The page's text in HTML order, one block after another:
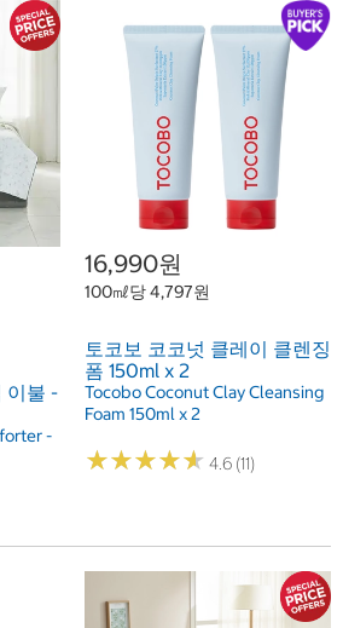
이불 -
-
16,990원
100㎖당 4,797원
토코보 코코넛 클레이 클렌징
폼 150ml x 2
Tocobo Coconut Clay Cleansing
Foam 150ml x 2
★★★★★
★★★★★ 4.6 (11)